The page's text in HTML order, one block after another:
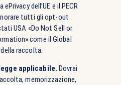
dell’UE e il PECR
tutti gli opt-out
USA «Do Not Sell or
come il Global
raccolta.
applicabile. Dovrai
memorizzazione,